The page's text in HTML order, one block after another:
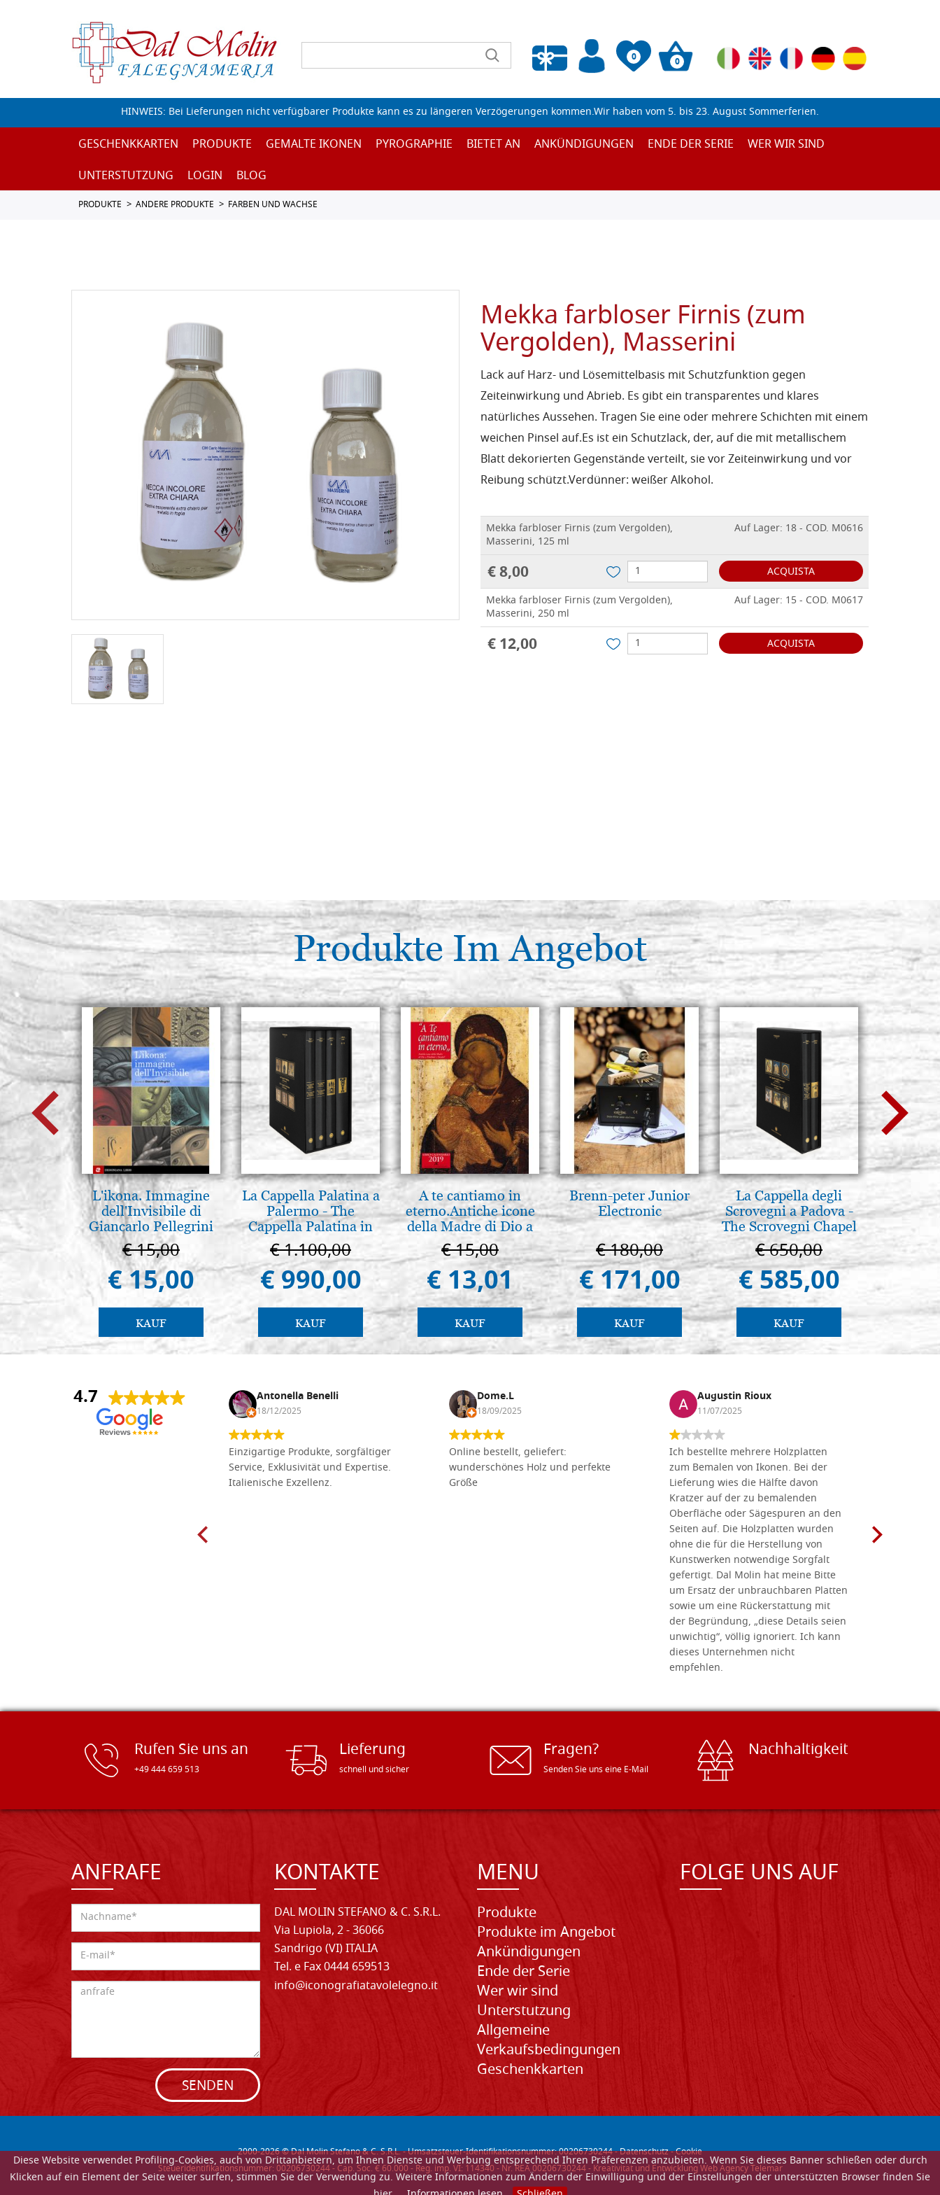
Diese Website verwendet Profiling-Cookies, auch von Drittanbietern, um Ihnen Dienste und Werbung entsprechend Ihren Präferenzen anzubieten. Wenn Sie dieses Banner schließen oder durch
Klicken auf ein Element der Seite weiter surfen, stimmen Sie der Verwendung zu. Weitere Informationen zum Ändern der Einwilligung und der Einstellungen der unterstützten Browser finden Sie
0
Wunschliste leeren
0
HINWEIS: Bei Lieferungen nicht verfügbarer Produkte kann es zu längeren Verzögerungen kommen.Wir haben vom 5. bis 23. August Sommerferien.
GESCHENKKARTEN PRODUKTE GEMALTE IKONEN PYROGRAPHIE BIETET AN ANKÜNDIGUNGEN ENDE DER SERIE
WER WIR SIND
UNTERSTUTZUNG
LOGIN BLOG
PRODUKTE ANDERE PRODUKTE FARBEN UND WACHSE
Mekka farbloser Firnis (zum
Vergolden), Masserini
Lack auf Harz- und Lösemittelbasis mit Schutzfunktion gegen
Zeiteinwirkung und Abrieb. Es gibt ein transparentes und klares
natürliches Aussehen.Tragen Sie eine oder mehrere Schichten mit einem
weichen Pinsel auf.Es ist ein Schutzlack, der, auf die mit metallischem
Blatt dekorierten Gegenstände verteilt, sie vor Zeiteinwirkung und vor
Reibung schützt.Verdünner: weißer Alkohol.
Mekka farbloser Firnis (zum Vergolden),
Masserini, 125 ml
Auf Lager: 18 - COD. M0616
€ 8,00
ACQUISTA
Mekka farbloser Firnis (zum Vergolden),
Masserini, 250 ml
Auf Lager: 15 - COD. M0617
€ 12,00 ACQUISTA
Produkte Im Angebot
L'ikona. Immagine
dell'Invisibile di
Giancarlo Pellegrini
€ 15,00
€ 15,00
KAUF
La Cappella Palatina a
Palermo - The
Cappella Palatina in
Palermo
€ 1.100,00
€ 990,00
KAUF
A te cantiamo in
eterno.Antiche icone
della Madre di Dio a
Vladimir e Suzdal
(libro-cal. 2019)
€ 15,00
€ 13,01
KAUF
Brenn-peter Junior
Electronic
€ 180,00
€ 171,00
KAUF
La Cappella degli
Scrovegni a Padova -
The Scrovegni Chapel
in Padua
€ 650,00
€ 585,00
KAUF
Ikone,
€
4.7
Anna Maria Negri Antonella Benelli
18/12/2025
Einzigartige Produkte, sorgfältiger
Service, Exklusivität und Expertise.
Italienische Exzellenz.
Dome.L
18/09/2025
Online bestellt, geliefert:
wunderschönes Holz und perfekte
Größe
Augustin Rioux
11/07/2025
Ich bestellte mehrere Holzplatten
zum Bemalen von Ikonen. Bei der
Lieferung wies die Hälfte davon
Kratzer auf der zu bemalenden
Oberfläche oder Sägespuren an den
Seiten auf. Die Holzplatten wurden
ohne die für die Herstellung von
Kunstwerken notwendige Sorgfalt
gefertigt. Dal Molin hat meine Bitte
um Ersatz der unbrauchbaren Platten
sowie um eine Rückerstattung mit
der Begründung, „diese Details seien
unwichtig“, völlig ignoriert. Ich kann
dieses Unternehmen nicht
empfehlen.
Rufen Sie uns an
+49 444 659 513
Lieferung
schnell und sicher
Fragen?
Senden Sie uns eine E-Mail
Nachhaltigkeit
ANFRAFE
SENDEN
KONTAKTE
DAL MOLIN STEFANO & C. S.R.L.
Via Lupiola, 2 - 36066
Sandrigo (VI) ITALIA
Tel. e Fax 0444 659513
info@iconografiatavolelegno.it
MENU
Produkte
Produkte im Angebot
Ankündigungen
Ende der Serie
Wer wir sind
Unterstutzung
Allgemeine
Verkaufsbedingungen
Geschenkkarten
FOLGE UNS AUF
2000-2026© Dal Molin Stefano & C. S.R.L. - Umsatzsteuer-Identifikationsnummer: 00206730244 -Datenschutz-Cookie
Steueridentifikationsnummer: 00206730244 - Cap. Soc. € 60.000 - Reg. imp. VI: 114340 - Nr. REA 00206730244 - Kreativitat und Entwicklung Web Agency Telemar